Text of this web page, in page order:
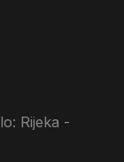
Rijeka -